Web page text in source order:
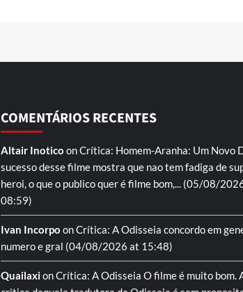
COMENTÁRIOS RECENTES
Altair Inotico onCrítica: Homem-Aranha: Um Novo
sucesso desse filme mostra que nao tem fadiga de
heroi, o que o publico quer é filme bom,... (05/08/
08:59)
Ivan Incorpo onCrítica: A Odisseia concordo em
numero e gral (04/08/2026 at 15:48)
QuailaxionCrítica: A Odisseia O filme é muito bom.